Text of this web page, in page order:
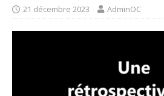
21 décembre 2023 AdminOC